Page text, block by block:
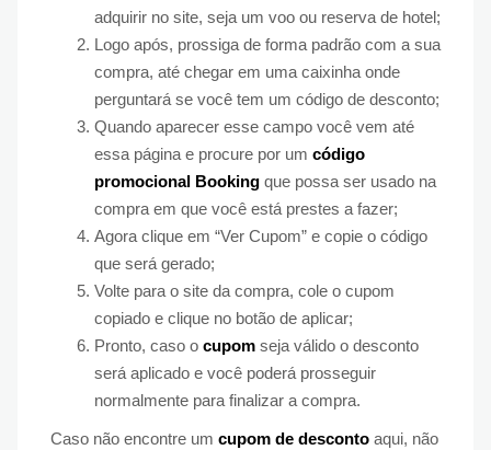
adquirir no site, seja um voo ou reserva de hotel;
Logo após, prossiga de forma padrão com a sua
compra, até chegar em uma caixinha onde
perguntará se você tem um código de desconto;
Quando aparecer esse campo você vem até
essa página e procure por um código
promocional Booking que possa ser usado na
compra em que você está prestes a fazer;
Agora clique em “Ver Cupom” e copie o código
que será gerado;
Volte para o site da compra, cole o cupom
copiado e clique no botão de aplicar;
Pronto, caso o cupom seja válido o desconto
será aplicado e você poderá prosseguir
normalmente para finalizar a compra.
Caso não encontre um cupom de desconto aqui, não